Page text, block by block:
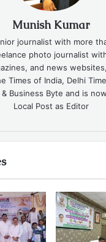
Munish Kumar
journalist with more
photo journalist
and news
Times of India, Delhi
& Business Byte and is
Local Post as Editor